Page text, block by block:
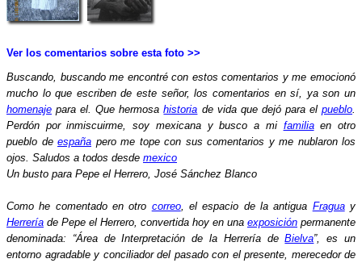
Ver los comentarios sobre esta foto >>
Buscando, buscando me encontré con estos comentarios y me emocionó
mucho lo que escriben de este señor, los comentarios en sí, ya son un
homenaje para el. Que hermosahistoria de vida que dejó para elpueblo
Perdón por inmiscuirme, soy mexicana y busco a mi familiaen otro
pueblo de españa pero me tope con sus comentarios y me nublaron los
ojos. Saludos a todos desde mexico
Un busto para Pepe el Herrero, José Sánchez Blanco
Como he comentado en otro correo, el espacio de la antigua Fraguay
Herrería de Pepe el Herrero, convertida hoy en una exposición permanente
denominada: “Área de Interpretación de la Herrería deBielva”, es un
entorno agradable y conciliador del pasado con el presente, merecedor de